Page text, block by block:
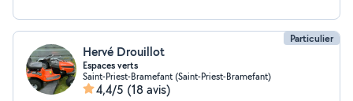
de commandes et nous faire connaître auprès du
demande
Particulier
Hervé Drouillot
Espaces verts
Saint-Priest-Bramefant (Saint-Priest-Bramefant)
4,4/5 (18 avis)